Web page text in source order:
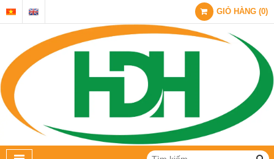
GIỎ HÀNG (0)